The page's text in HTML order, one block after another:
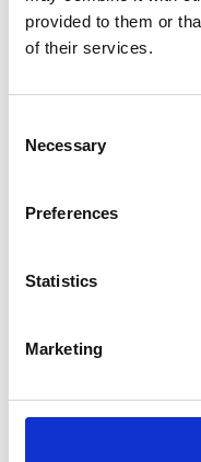
provided to them or
of their services.
Selection
Necessary
Preferences
Statistics
Marketing
Merk:Maelson
Maelson